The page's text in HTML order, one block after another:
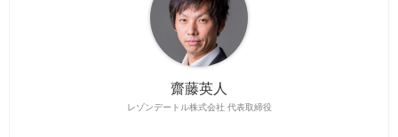
齋藤英人
レゾンデートル株式会社 代表取締役